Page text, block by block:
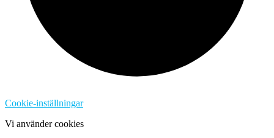
Cookie-inställningar
Vi använder cookies